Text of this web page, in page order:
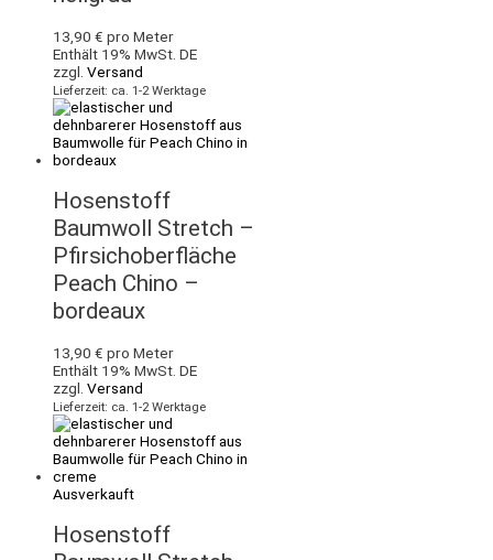
13,90 € pro Meter
Enthält 19% MwSt. DE
zzgl. Versand
Lieferzeit: ca. 1-2 Werktage
Hosenstoff
Baumwoll Stretch –
Pfirsichoberfläche
Peach Chino –
bordeaux
13,90 € pro Meter
Enthält 19% MwSt. DE
zzgl. Versand
Lieferzeit: ca. 1-2 Werktage
Ausverkauft
Hosenstoff